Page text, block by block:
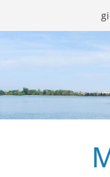
al
contenuto